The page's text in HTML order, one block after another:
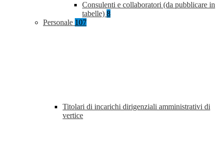
Consulenti e collaboratori (da pubblicare in
tabelle) 8
Personale 107
Titolari di incarichi dirigenziali amministrativi di
vertice